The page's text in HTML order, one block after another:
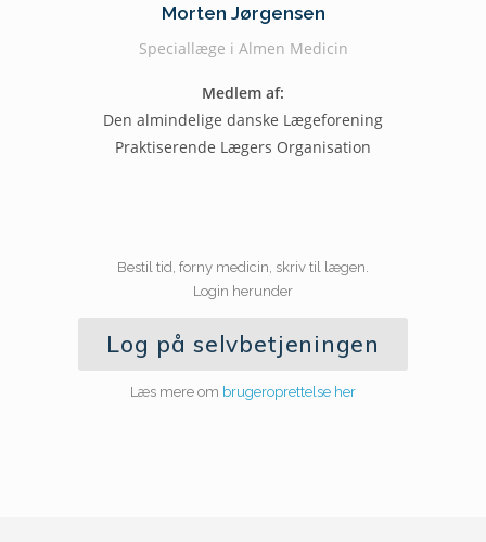
Morten Jørgensen
Speciallæge i Almen Medicin
Medlem af:
Den almindelige danske Lægeforening
Praktiserende Lægers Organisation
Bestil tid, forny medicin, skriv til lægen.
Login herunder
Log på selvbetjeningen
Læs mere om brugeroprettelse her